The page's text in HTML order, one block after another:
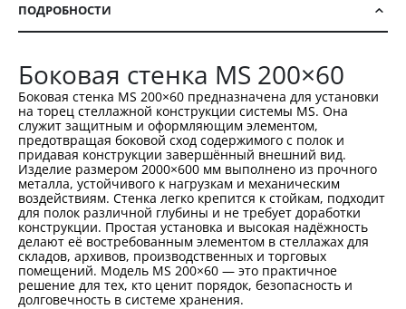
ПОДРОБНОСТИ
Боковая стенка MS 200×60
Боковая стенка MS 200×60 предназначена для установки
на торец стеллажной конструкции системы MS. Она
служит защитным и оформляющим элементом,
предотвращая боковой сход содержимого с полок и
придавая конструкции завершённый внешний вид.
Изделие размером 2000×600 мм выполнено из прочного
металла, устойчивого к нагрузкам и механическим
воздействиям. Стенка легко крепится к стойкам, подходит
для полок различной глубины и не требует доработки
конструкции. Простая установка и высокая надёжность
делают её востребованным элементом в стеллажах для
складов, архивов, производственных и торговых
помещений. Модель MS 200×60 — это практичное
решение для тех, кто ценит порядок, безопасность и
долговечность в системе хранения.